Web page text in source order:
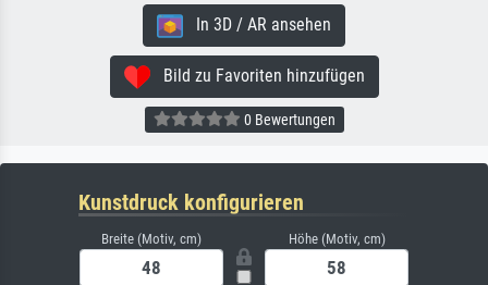
In 3D / AR ansehen
Bild zu Favoriten hinzufügen
0 Bewertungen
Kunstdruck konfigurieren
Breite (Motiv, cm) Höhe (Motiv, cm)